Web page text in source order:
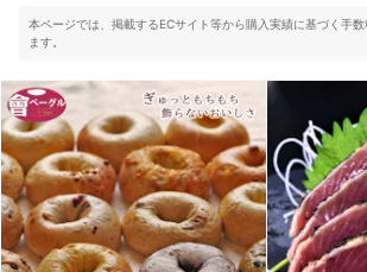
本ページでは、掲載するECサイト等から購入実績に基づく手
ます。